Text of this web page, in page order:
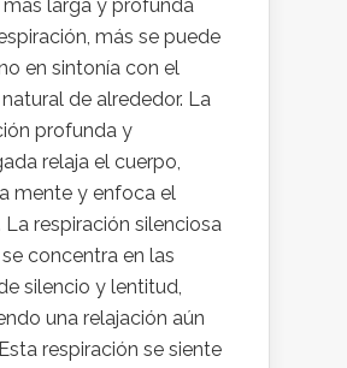
más larga y profunda
más se puede
en sintonía con el
de alrededor. La
profunda y
relaja el cuerpo,
mente y enfoca el
La respiración silenciosa
concentra en las
silencio y lentitud,
una relajación aún
respiración se siente